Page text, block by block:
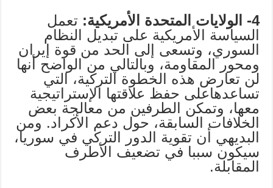
4- الولايات المتحدة الأمريكية:
تعمل
السياسة الأمريكية على تبديل النظام
السوري، وتسعى إلى الحد من قوة إيران
ومحور المقاومة، وبالتالي من الواضح أنها
لن تعارض هذه الخطوة التركية، التي
تساعدهاعلى حفظ علاقتها الإستراتيجية
معها، وتمكن الطرفين من معالجة بعض
الخلافات السابقة، حول دعم الأكراد. ومن
البديهي أن تقوية الدور التركي في سوريا،
سيكون سببا في تضعيف الأطرف
المقابلة.